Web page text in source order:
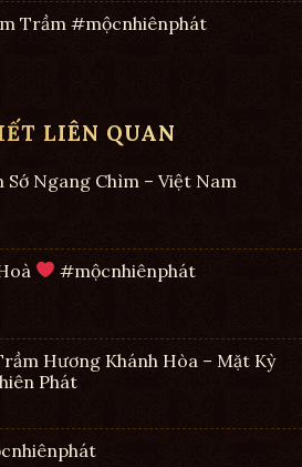
Trầm #mộcnhiênphát
LIÊN QUAN
Sớ Ngang Chìm – Việt Nam
#mộcnhiênphát
Hương Khánh Hòa – Mặt Kỳ
Phát